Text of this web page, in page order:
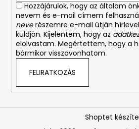
Hozzájárulok, hogy az általam
nevem és e-mail címem
neverészemre e-mail útján
küldjön. Kijelentem, hogy az
elolvastam. Megértettem, hogy a
bármikor visszavonhatom.
FELIRATKOZÁS
Shoptet